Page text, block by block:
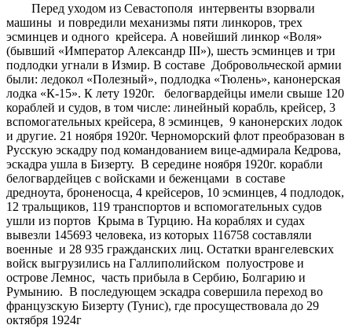
Перед уходом из Севастополя интервенты взорвали
машины и повредили механизмы пяти линкоров, трех
эсминцев и одного крейсера. А новейший линкор «Воля»
(бывший «Император Александр III»), шесть эсминцев и три
подлодки угнали в Измир. В составе Добровольческой армии
были: ледокол «Полезный», подлодка «Тюлень», канонерская
лодка «К-15». К лету 1920г. белогвардейцы имели свыше 120
кораблей и судов, в том числе: линейный корабль, крейсер, 3
вспомогательных крейсера, 8 эсминцев, 9 канонерских лодок
и другие. 21 ноября 1920г. Черноморский флот преобразован в
Русскую эскадру под командованием вице-адмирала Кедрова,
эскадра ушла в Бизерту. В середине ноября 1920г. корабли
белогвардейцев с войсками и беженцами в составе
дредноута, броненосца, 4 крейсеров, 10 эсминцев, 4 подлодок,
12 тральщиков, 119 транспортов и вспомогательных судов
ушли из портов Крыма в Турцию. На кораблях и судах
вывезли 145693 человека, из которых 116758 составляли
военные и 28 935 гражданских лиц. Остатки врангелевских
войск выгрузились на Галлиполийском полуострове и
острове Лемнос, часть прибыла в Сербию, Болгарию и
Румынию. В последующем эскадра совершила переход во
французскую Бизерту (Тунис), где просуществовала до 29
октября 1924г